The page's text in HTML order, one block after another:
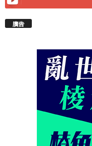
廣告